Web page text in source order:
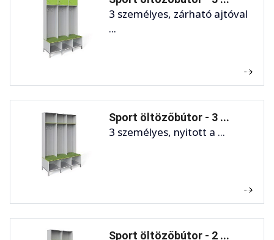
3 személyes, zárható ajtóval
...
Sport öltözőbútor - 3 ...
3 személyes, nyitott a ...
Sport öltözőbútor - 2 ...